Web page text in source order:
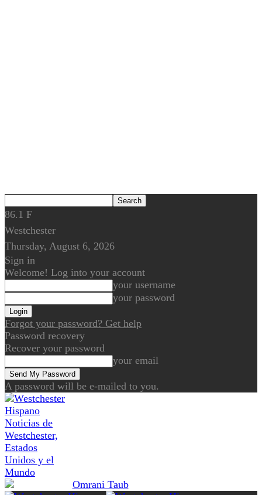
86.1 F
Westchester
Thursday, August 6, 2026
Sign in
Welcome! Log into your account
your username
your password
Forgot your password? Get help
Password recovery
Recover your password
your email
A password will be e-mailed to you.
Noticias de
Westchester,
Estados
Unidos y el
Mundo